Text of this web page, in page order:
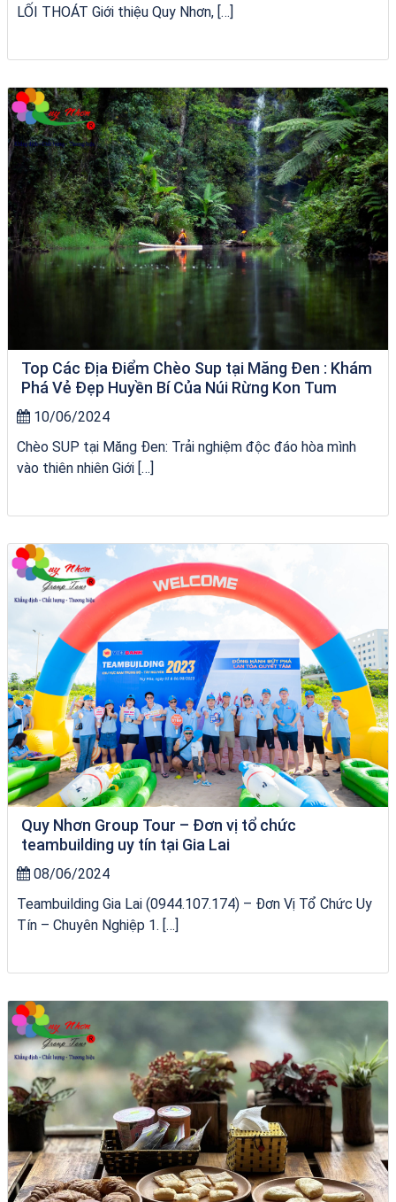
LỐI THOÁT Giới thiệu Quy Nhơn, […]
Khách sạn Việt Nam Taste
Top Các Địa Điểm Chèo Sup tại Măng Đen : Khám
Phá Vẻ Đẹp Huyền Bí Của Núi Rừng Kon Tum
10/06/2024
Chèo SUP tại Măng Đen: Trải nghiệm độc đáo hòa mình
vào thiên nhiên Giới […]
Khách sạn Việt Nam Taste
Quy Nhơn Group Tour – Đơn vị tổ chức
teambuilding uy tín tại Gia Lai
08/06/2024
Teambuilding Gia Lai (0944.107.174) – Đơn Vị Tổ Chức Uy
Tín – Chuyên Nghiệp 1. […]